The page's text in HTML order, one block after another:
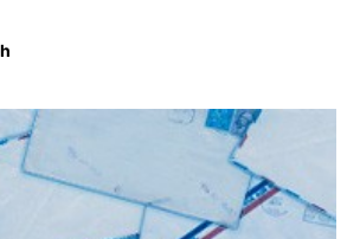
告
达里语
波斯语
罗马尼亚语
波兰语
意大利语
德语
土耳其语
阿拉伯语
塞尔维亚语 柬埔寨语